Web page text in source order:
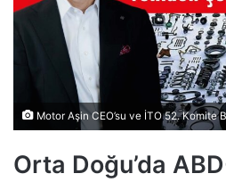
Motor Aşin CEO’su ve İTO 52. Komite
Orta Doğu’da